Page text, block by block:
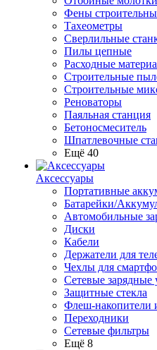
Фены
Тахеометры
Сверлильные
Пилы цепные
Расходные
Строительные
Строительные
Реноваторы
Паяльная станция
Бетоносмеситель
Шпатлевочные
Ещё 40
Аксессуары
Портативные
Батарейки/
Автомобильные
Диски
Кабели
Держатели для
Чехлы для
Сетевые зарядные
Защитные стекла
Флеш-накопители
Переходники
Сетевые фильтры
Ещё 8